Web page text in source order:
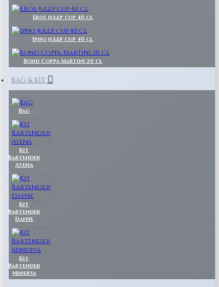
Eros julep cup 40 cl
Ipno julep cup 40 cl
Bond Coppa Martini 20 cl
BAG & KIT
Bag
Kit
Bartender
Atena
Kit
Bartender
Dafne
Kit
Bartender
Minerva